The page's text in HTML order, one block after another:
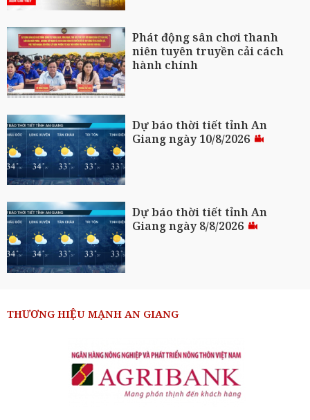
Phát động sân chơi thanh
niên tuyên truyền cải cách
hành chính
Dự báo thời tiết tỉnh An
Giang ngày 10/8/2026
Dự báo thời tiết tỉnh An
Giang ngày 8/8/2026
THƯƠNG HIỆU MẠNH AN GIANG